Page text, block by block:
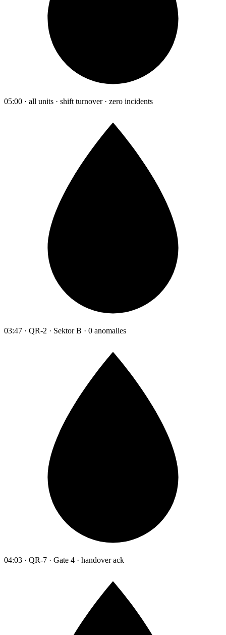
05:00 · all units · shift turnover · zero incidents
03:47 · QR-2 · Sektor B · 0 anomalies
04:03 · QR-7 · Gate 4 · handover ack